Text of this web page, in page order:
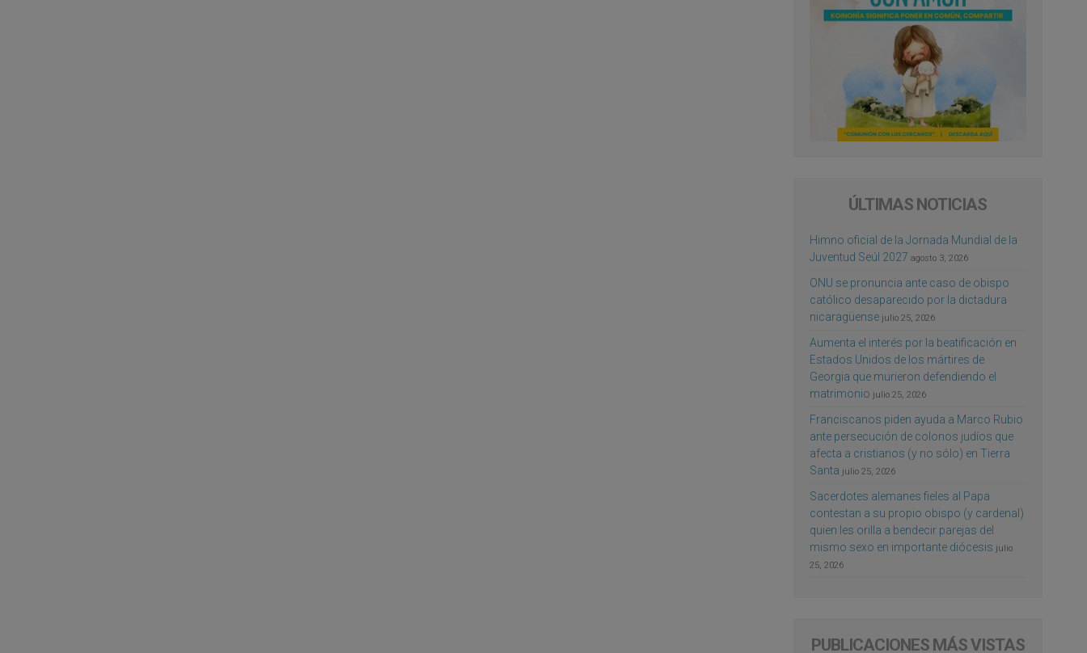
ÚLTIMAS NOTICIAS
Himno oficial de la Jornada Mundial de la
Juventud Seúl 2027 agosto 3, 2026
ONU se pronuncia ante caso de obispo
católico desaparecido por la dictadura
nicaragüense julio 25, 2026
Aumenta el interés por la beatificación en
Estados Unidos de los mártires de
Georgia que murieron defendiendo el
matrimonio julio 25, 2026
Franciscanos piden ayuda a Marco Rubio
ante persecución de colonos judíos que
afecta a cristianos (y no sólo) en Tierra
Santa julio 25, 2026
Sacerdotes alemanes fieles al Papa
contestan a su propio obispo (y cardenal)
quien les orilla a bendecir parejas del
mismo sexo en importante diócesis julio
25, 2026
PUBLICACIONES MÁS VISTAS